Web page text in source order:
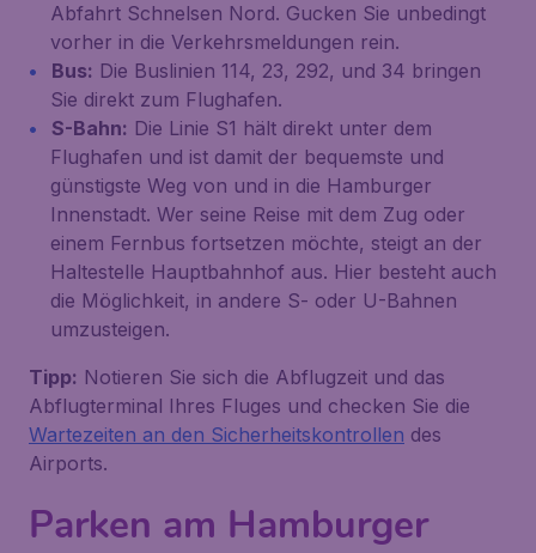
Abfahrt Schnelsen Nord. Gucken Sie unbedingt
vorher in die Verkehrsmeldungen rein.
Bus: Die Buslinien 114, 23, 292, und 34 bringen
Sie direkt zum Flughafen.
S-Bahn: Die Linie S1 hält direkt unter dem
Flughafen und ist damit der bequemste und
günstigste Weg von und in die Hamburger
Innenstadt. Wer seine Reise mit dem Zug oder
einem Fernbus fortsetzen möchte, steigt an der
Haltestelle Hauptbahnhof aus. Hier besteht auch
die Möglichkeit, in andere S- oder U-Bahnen
umzusteigen.
Tipp: Notieren Sie sich die Abflugzeit und das
Abflugterminal Ihres Fluges und checken Sie die
Wartezeiten an den Sicherheitskontrollen des
Airports.
Parken am Hamburger